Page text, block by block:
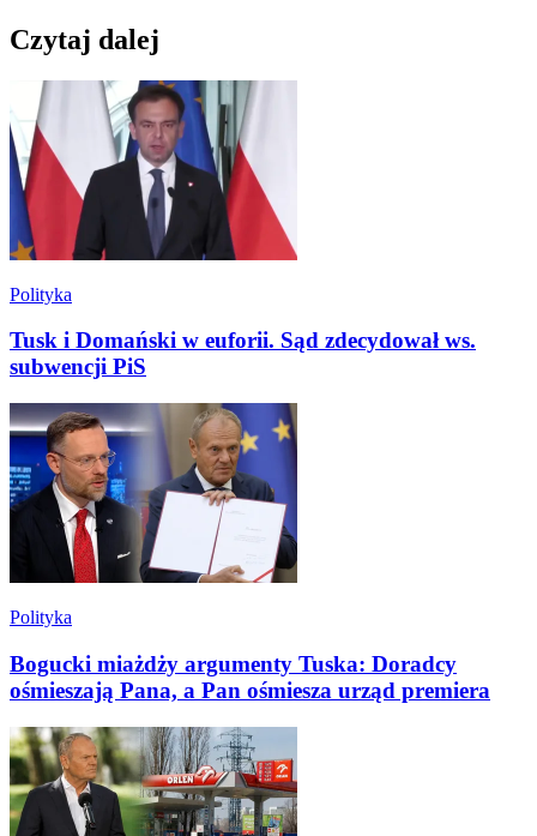
Czytaj dalej
Polityka
Tusk i Domański w euforii. Sąd zdecydował ws.
subwencji PiS
Polityka
Bogucki miażdży argumenty Tuska: Doradcy
ośmieszają Pana, a Pan ośmiesza urząd premiera